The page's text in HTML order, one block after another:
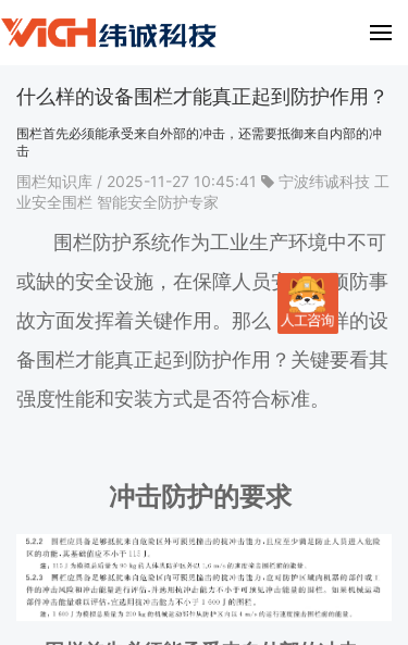
什么样的设备围栏才能真正起到防护作用？
围栏首先必须能承受来自外部的冲击，还需要抵御来自内部的冲
击
围栏知识库 / 2025-11-27 10:45:41 宁波纬诚科技 工
业安全围栏 智能安全防护专家
围栏防护系统作为工业生产环境中不可
或缺的安全设施，在保障人员安全、预防事
故方面发挥着关键作用。那么，什么样的设
备围栏才能真正起到防护作用？关键要看其
强度性能和安装方式是否符合标准。
冲击防护的要求